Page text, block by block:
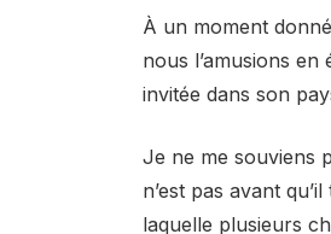
À un moment
nous l’amusions en
invitée dans son
Je ne me souviens
n’est pas avant
laquelle plusieurs